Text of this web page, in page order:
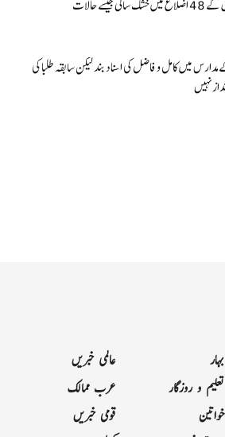
جیسے حالات
میں کامل و فاضل کی اسناد بند لیکن سابقہ طلبا کی
نہیں
بہار
تعلیم و روزگار
خواتین
عالمی خبریں
عرب ممالک
قومی خبریں